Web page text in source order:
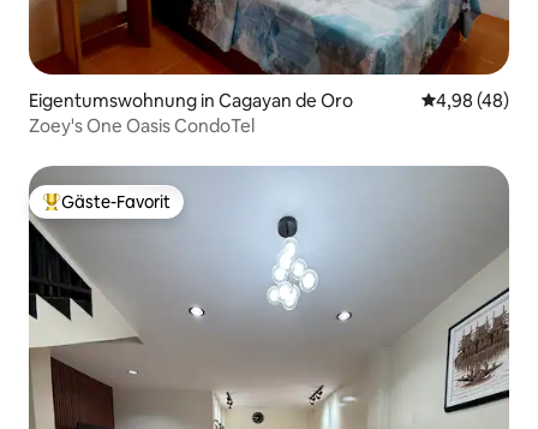
Eigentumswohnung in Cagayan de Oro
4,98 (48)
Zoey's One Oasis CondoTel
Beliebter Gäste-Favorit.
Gäste-Favorit